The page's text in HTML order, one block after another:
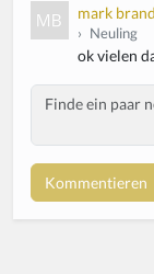
mark brand
› Neuling
ok vielen
Body